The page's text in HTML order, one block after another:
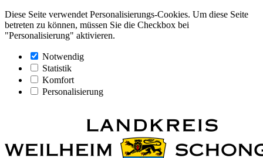
Diese Seite verwendet Personalisierungs-Cookies. Um diese Seite
betreten zu können, müssen Sie die Checkbox bei
"Personalisierung" aktivieren.
Notwendig
Statistik
Komfort
Personalisierung